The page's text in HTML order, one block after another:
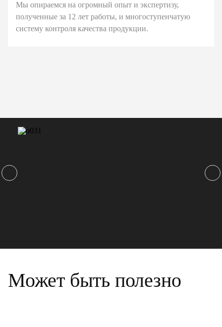
Мы опираемся на огромный опыт и экспертизу,
полученные за 12 лет работы, и многоступенчатую
систему контроля качества продукции.
Может быть полезно